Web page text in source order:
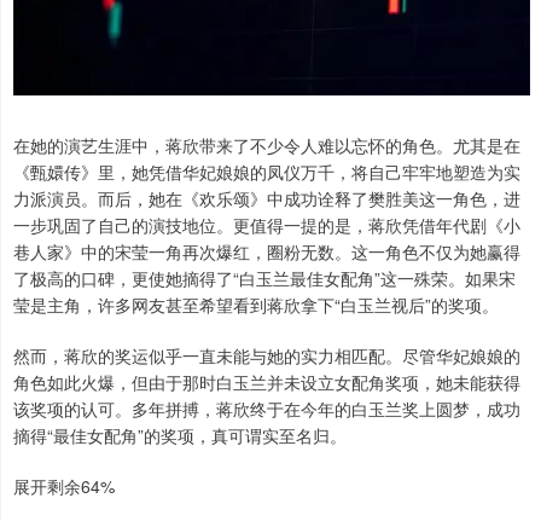
在她的演艺生涯中，蒋欣带来了不少令人难以忘怀的角色。尤其是在
《甄嬛传》里，她凭借华妃娘娘的凤仪万千，将自己牢牢地塑造为实
力派演员。而后，她在《欢乐颂》中成功诠释了樊胜美这一角色，进
一步巩固了自己的演技地位。更值得一提的是，蒋欣凭借年代剧《小
巷人家》中的宋莹一角再次爆红，圈粉无数。这一角色不仅为她赢得
了极高的口碑，更使她摘得了“白玉兰最佳女配角”这一殊荣。如果宋
莹是主角，许多网友甚至希望看到蒋欣拿下“白玉兰视后”的奖项。
然而，蒋欣的奖运似乎一直未能与她的实力相匹配。尽管华妃娘娘的
角色如此火爆，但由于那时白玉兰并未设立女配角奖项，她未能获得
该奖项的认可。多年拼搏，蒋欣终于在今年的白玉兰奖上圆梦，成功
摘得“最佳女配角”的奖项，真可谓实至名归。
展开剩余64%